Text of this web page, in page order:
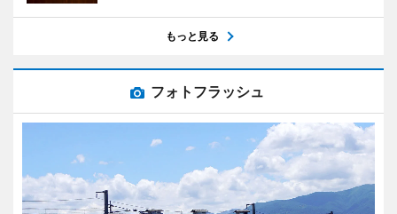
もっと見る
フォトフラッシュ